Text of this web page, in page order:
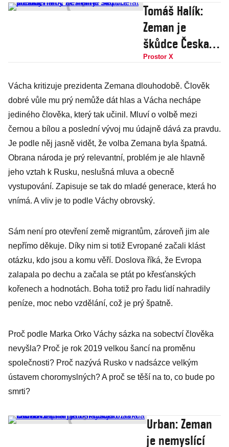
Tomáš Halík:
Zeman je
škůdce Česka,
nikdy se neměl
prezidentem,
nesmíme se
podělat strachy
Prostor X
Vácha kritizuje prezidenta Zemana dlouhodobě. Člověk
dobré vůle mu prý nemůže dát hlas a Vácha nechápe
jediného člověka, který tak učinil. Mluví o volbě mezi
černou a bílou a poslední vývoj mu údajně dává za pravdu.
Je podle něj jasně vidět, že volba Zemana byla špatná.
Obrana národa je prý relevantní, problém je ale hlavně
jeho vztah k Rusku, neslušná mluva a obecně
vystupování. Zapisuje se tak do mladé generace, která ho
vnímá. A vliv je to podle Váchy obrovský.
Sám není pro otevření země migrantům, zároveň jim ale
nepřímo děkuje. Díky nim si totiž Evropané začali klást
otázku, kdo jsou a komu věří. Doslova říká, že Evropa
zalapala po dechu a začala se ptát po křesťanských
kořenech a hodnotách. Boha totiž pro řadu lidí nahradily
peníze, moc nebo vzdělání, což je prý špatně.
Proč podle Marka Orko Váchy sázka na sobectví člověka
nevyšla? Proč je rok 2019 velkou šancí na proměnu
společnosti? Proč nazývá Rusko v nadsázce velkým
ústavem choromyslných? A proč se těší na to, co bude po
smrti?
Urban: Zeman
je nemyslící